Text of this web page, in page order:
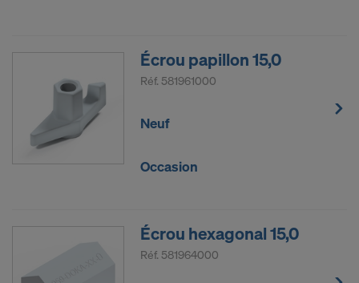
Écrou papillon 15,0
Réf. 581961000
Neuf
Occasion
Écrou hexagonal 15,0
Réf. 581964000